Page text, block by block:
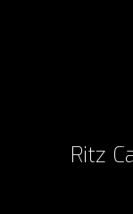
Ritz